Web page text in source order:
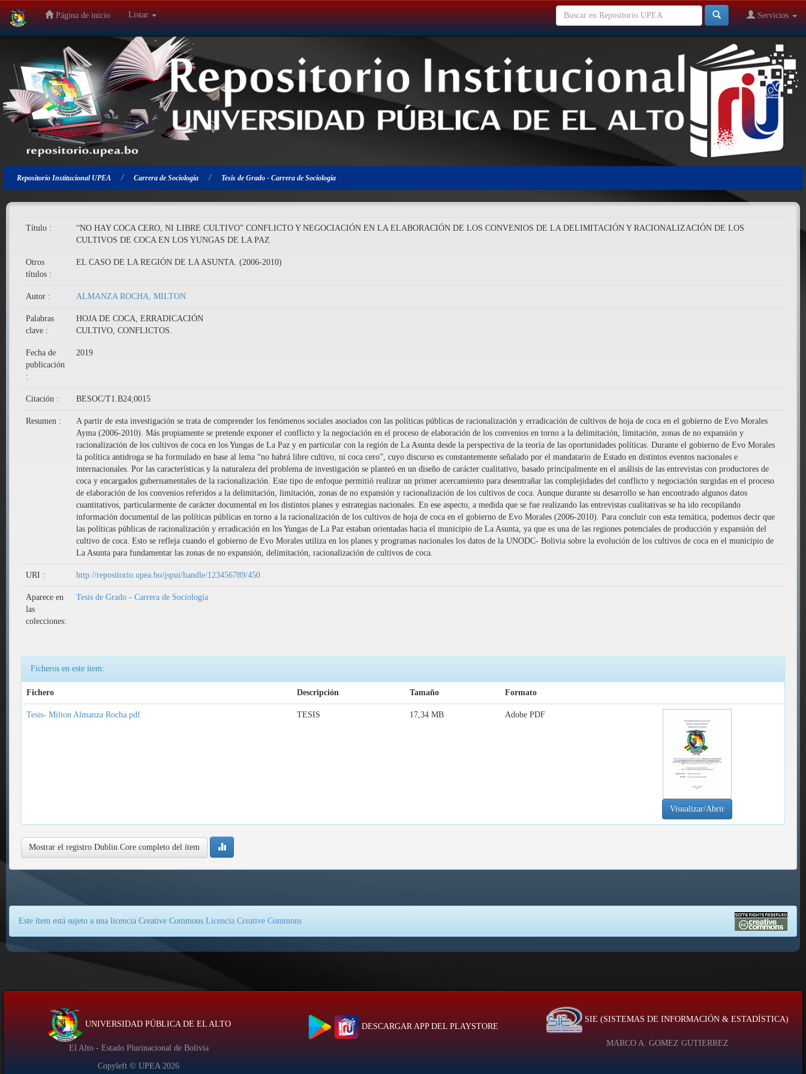
Salir
navegación
Página de inicio Listar Servicios
Repositorio Institucional UPEA Carrera de Sociología Tesis de Grado - Carrera de Sociología
Título :
“NO HAY COCA CERO, NI LIBRE CULTIVO” CONFLICTO Y NEGOCIACIÓN EN LA ELABORACIÓN DE LOS CONVENIOS DE LA DELIMITACIÓN Y RACIONALIZACIÓN DE LOS
CULTIVOS DE COCA EN LOS YUNGAS DE LA PAZ
Otros
títulos :
EL CASO DE LA REGIÓN DE LA ASUNTA. (2006-2010)
Autor : ALMANZA ROCHA, MILTON
Palabras
clave :
HOJA DE COCA, ERRADICACIÓN
CULTIVO, CONFLICTOS.
Fecha de
publicación
:
2019
Citación : BESOC/T1.B24;0015
Resumen :
A partir de esta investigación se trata de comprender los fenómenos sociales asociados con las políticas públicas de racionalización y erradicación de cultivos de hoja de coca en el gobierno de Evo Morales
Ayma (2006-2010). Más propiamente se pretende exponer el conflicto y la negociación en el proceso de elaboración de los convenios en torno a la delimitación, limitación, zonas de no expansión y
racionalización de los cultivos de coca en los Yungas de La Paz y en particular con la región de La Asunta desde la perspectiva de la teoría de las oportunidades políticas. Durante el gobierno de Evo Morales
la política antidroga se ha formulado en base al lema “no habrá libre cultivo, ni coca cero”, cuyo discurso es constantemente señalado por el mandatario de Estado en distintos eventos nacionales e
internacionales. Por las características y la naturaleza del problema de investigación se planteó en un diseño de carácter cualitativo, basado principalmente en el análisis de las entrevistas con productores de
coca y encargados gubernamentales de la racionalización. Este tipo de enfoque permitió realizar un primer acercamiento para desentrañar las complejidades del conflicto y negociación surgidas en el proceso
de elaboración de los convenios referidos a la delimitación, limitación, zonas de no expansión y racionalización de los cultivos de coca. Aunque durante su desarrollo se han encontrado algunos datos
cuantitativos, particularmente de carácter documental en los distintos planes y estrategias nacionales. En ese aspecto, a medida que se fue realizando las entrevistas cualitativas se ha ido recopilando
información documental de las políticas públicas en torno a la racionalización de los cultivos de hoja de coca en el gobierno de Evo Morales (2006-2010). Para concluir con esta temática, podemos decir que
las políticas públicas de racionalización y erradicación en los Yungas de La Paz estaban orientadas hacia el municipio de La Asunta, ya que es una de las regiones potenciales de producción y expansión del
cultivo de coca. Esto se refleja cuando el gobierno de Evo Morales utiliza en los planes y programas nacionales los datos de la UNODC- Bolivia sobre la evolución de los cultivos de coca en el municipio de
La Asunta para fundamentar las zonas de no expansión, delimitación, racionalización de cultivos de coca.
URI : http://repositorio.upea.bo/jspui/handle/123456789/450
Aparece en
las
colecciones:
Tesis de Grado - Carrera de Sociología
Ficheros en este ítem:
Fichero Descripción Tamaño Formato
Tesis- Milton Almanza Rocha.pdf TESIS 17,34 MB Adobe PDF
Visualizar/Abrir
Mostrar el registro Dublin Core completo del ítem
Este ítem está sujeto a una licencia Creative Commons Licencia Creative Commons
UNIVERSIDAD PÚBLICA DE EL ALTO
El Alto - Estado Plurinacional de Bolivia
Copyleft © UPEA2026
DESCARGAR APP DEL PLAYSTORE
SIE (SISTEMAS DE INFORMACIÓN & ESTADÍSTICA)
MARCO A. GOMEZ GUTIERREZ